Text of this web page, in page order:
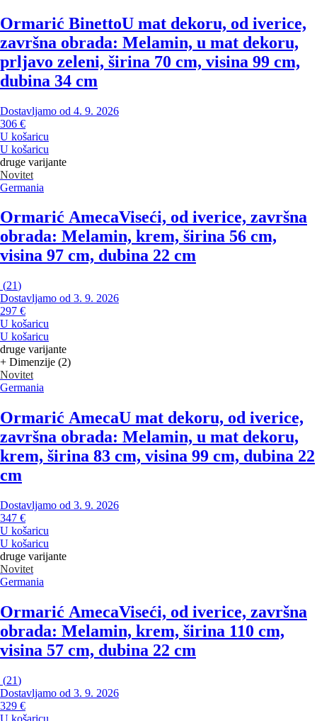
Ormarić BinettoU mat dekoru, od iverice,
završna obrada: Melamin, u mat dekoru,
prljavo zeleni, širina 70 cm, visina 99 cm,
dubina 34 cm
Dostavljamo od 4. 9. 2026
306 €
U košaricu
U košaricu
druge varijante
Novitet
Germania
Ormarić AmecaViseći, od iverice, završna
obrada: Melamin, krem, širina 56 cm,
visina 97 cm, dubina 22 cm
(21)
Dostavljamo od 3. 9. 2026
297 €
U košaricu
U košaricu
druge varijante
+ Dimenzije (2)
Novitet
Germania
Ormarić AmecaU mat dekoru, od iverice,
završna obrada: Melamin, u mat dekoru,
krem, širina 83 cm, visina 99 cm, dubina 22
cm
Dostavljamo od 3. 9. 2026
347 €
U košaricu
U košaricu
druge varijante
Novitet
Germania
Ormarić AmecaViseći, od iverice, završna
obrada: Melamin, krem, širina 110 cm,
visina 57 cm, dubina 22 cm
(21)
Dostavljamo od 3. 9. 2026
329 €
U košaricu